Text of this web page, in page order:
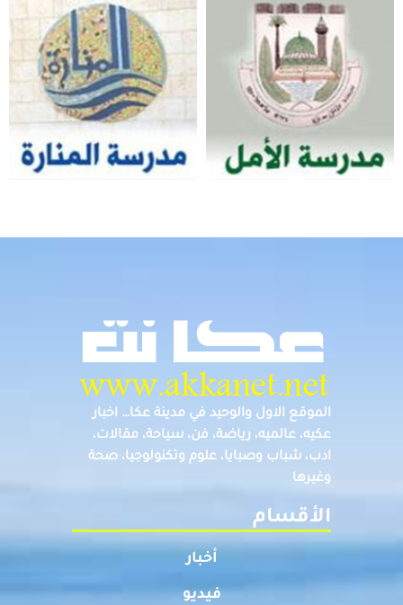
الموقع الاول والوحيد في مدينة عكا… اخبار
عكيه، عالميه، رياضة، فن، سياحة، مقالات،
ادب، شباب وصبايا، علوم وتكنولوجيا، صحة
وغيرها
الأقسام
أخبار
فيديو